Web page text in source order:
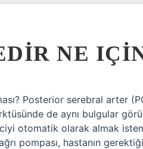
NE
Posterior serebral arter
de aynı bulgular
otomatik olarak almak
pompası, hastanın